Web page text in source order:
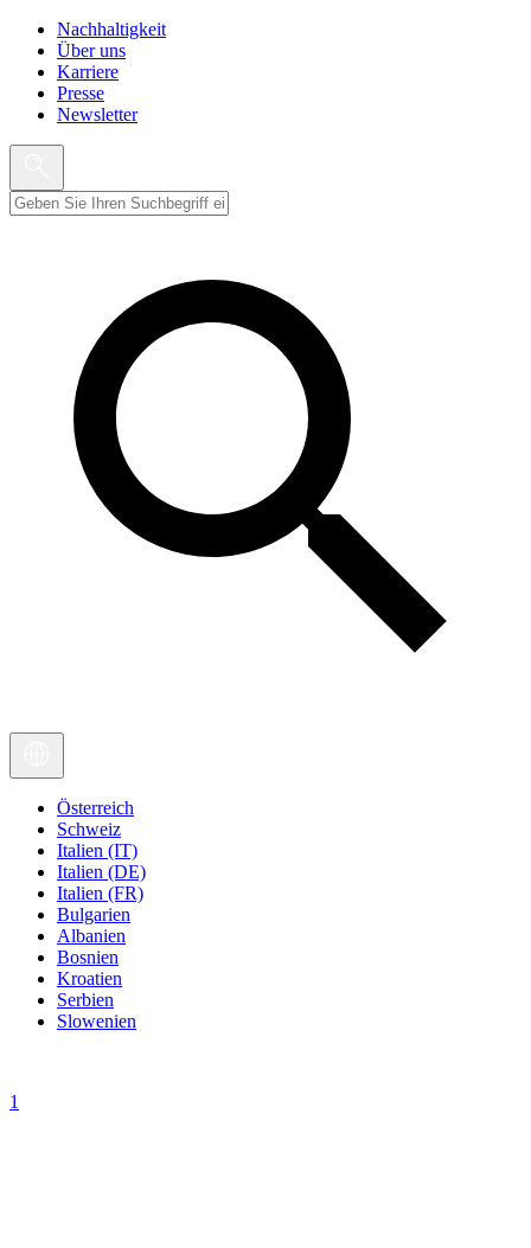
Nachhaltigkeit
Über uns
Karriere
Presse
Newsletter
Österreich
Schweiz
Italien (IT)
Italien (DE)
Italien (FR)
Bulgarien
Albanien
Bosnien
Kroatien
Serbien
Slowenien
1